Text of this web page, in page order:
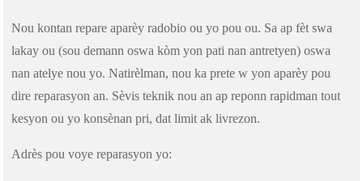
Nou kontan repare aparèy radobio ou yo pou ou. Sa ap fèt swa
lakay ou (sou demann oswa kòm yon pati nan antretyen) oswa
nan atelye nou yo. Natirèlman, nou ka prete w yon aparèy pou
dire reparasyon an. Sèvis teknik nou an ap reponn rapidman tout
kesyon ou yo konsènan pri, dat limit ak livrezon.
Adrès pou voye reparasyon yo: